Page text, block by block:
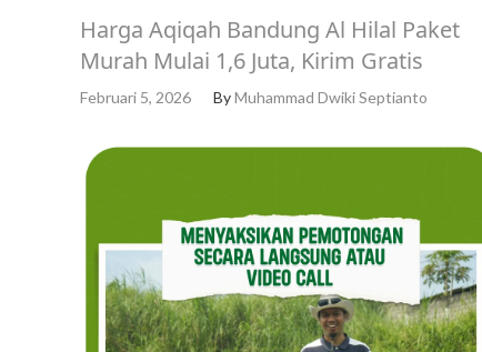
Harga Aqiqah Bandung Al Hilal Paket
Murah Mulai 1,6 Juta, Kirim Gratis
Februari 5, 2026 ByMuhammad Dwiki Septianto